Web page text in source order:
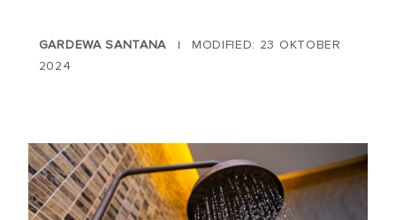
GARDEWA SANTANA |
MODIFIED: 23 OKTOBER
2024